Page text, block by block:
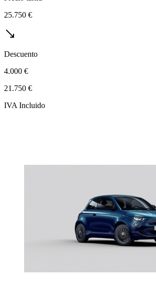
25.750 €
Descuento
4.000 €
21.750 €
IVA Incluido